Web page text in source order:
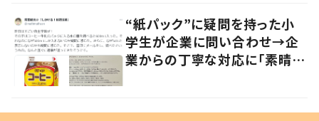
“紙パック”に疑問を持った小
学生が企業に問い合わせ→企
業からの丁寧な対応に「素晴ら